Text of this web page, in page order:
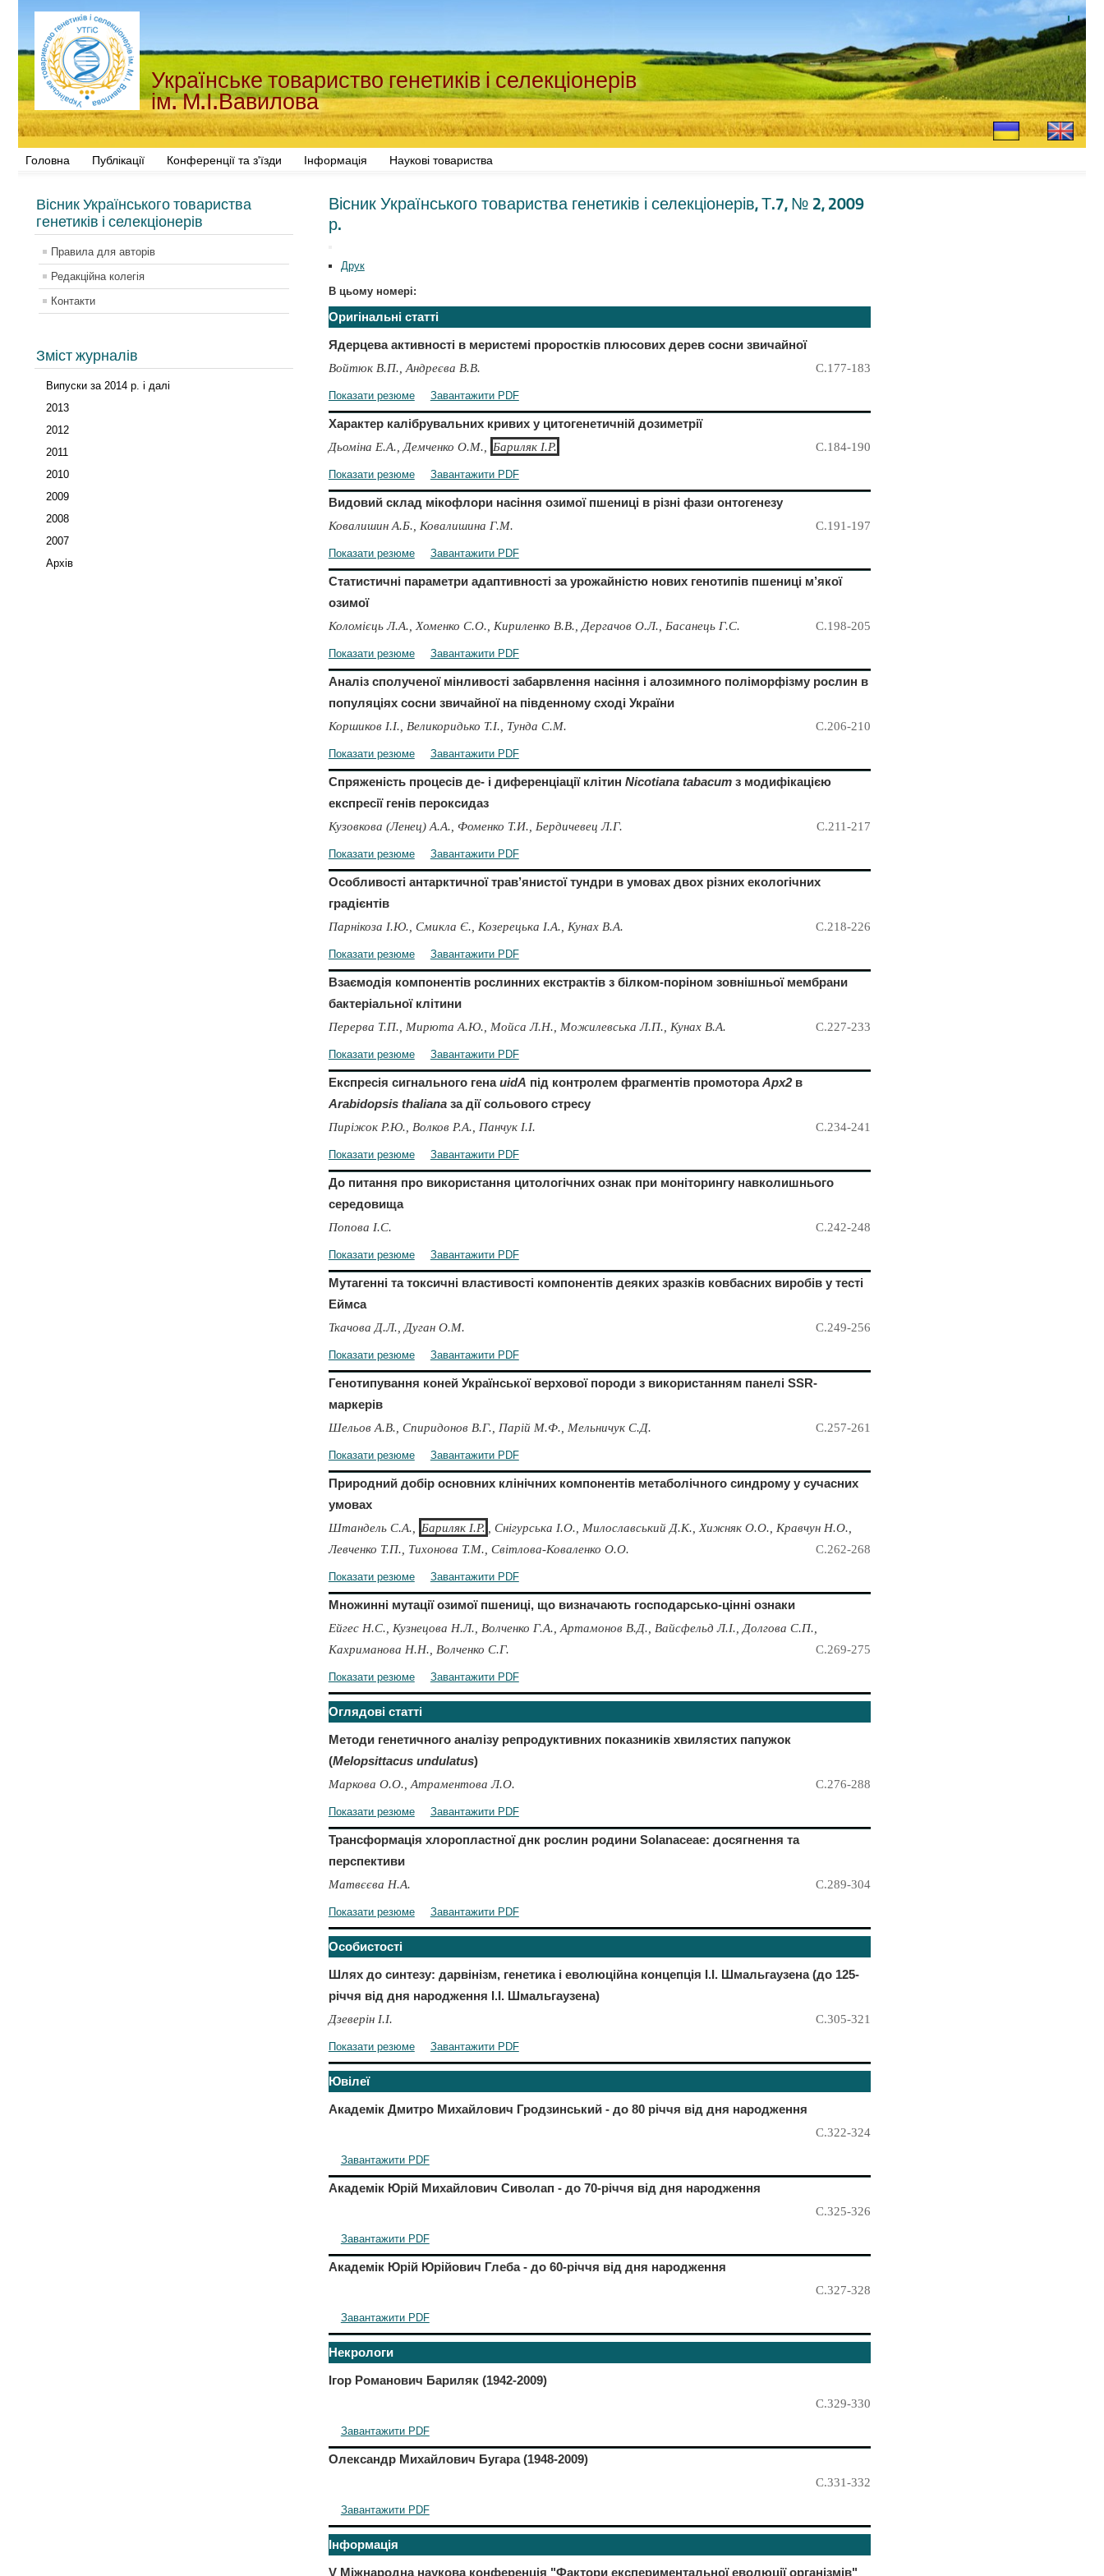
Українське товариство генетиків і селекціонерів
ім. М.І.Вавилова
Головна Публікації Конференції та з'їзди Інформація Наукові товариства
Вісник Українського товариства
генетиків і селекціонерів
Правила для авторів
Редакційна колегія
Контакти
Зміст журналів
Випуски за 2014 р. і далі
2013
2012
2011
2010
2009
2008
2007
Архів
Вісник Українського товариства генетиків і селекціонерів, Т.7, № 2, 2009
р.
Друк
В цьому номері:
Оригінальні статті
Ядерцева активності в меристемі проростків плюсових дерев сосни звичайної
Войтюк В.П., Андреєва В.В.
С.177-183
Показати резюме Завантажити PDF
Характер калібрувальних кривих у цитогенетичній дозиметрії
Дьоміна Е.А., Демченко О.М., Бариляк І.Р. С.184-190
Показати резюме Завантажити PDF
Видовий склад мікофлори насіння озимої пшениці в різні фази онтогенезу
Ковалишин А.Б., Ковалишина Г.М.
С.191-197
Показати резюме Завантажити PDF
Статистичні параметри адаптивності за урожайністю нових генотипів пшениці м’якої
озимої
Коломієць Л.А., Хоменко С.О., Кириленко В.В., Дергачов О.Л., Басанець Г.С.
С.198-205
Показати резюме Завантажити PDF
Аналіз сполученої мінливості забарвлення насіння і алозимного поліморфізму рослин в
популяціях сосни звичайної на південному сході України
Коршиков І.І., Великоридько Т.І., Тунда С.М.
С.206-210
Показати резюме Завантажити PDF
Спряженість процесів де- і диференціації клітин Nіcotіana tabacumз модифікацією
експресії генів пероксидаз
Кузовкова (Ленец) А.А., Фоменко Т.И., Бердичевец Л.Г.
С.211-217
Показати резюме Завантажити PDF
Особливості антарктичної трав’янистої тундри в умовах двох різних екологічних
градієнтів
Парнікоза I.Ю., Смикла Є., Козерецька I.A., Кунах В.А.
С.218-226
Показати резюме Завантажити PDF
Взаємодія компонентів рослинних екстрактів з білком-поріном зовнішньої мембрани
бактеріальної клітини
Перерва Т.П., Мирюта А.Ю., Мойса Л.Н., Можилевська Л.П., Кунах В.А.
С.227-233
Показати резюме Завантажити PDF
Експресія сигнального генаuidA під контролем фрагментів промотораАрх2в
Arabidopsis thalianaза дії сольового стресу
Пиріжок Р.Ю., Волков Р.А., Панчук І.І.
С.234-241
Показати резюме Завантажити PDF
До питання про використання цитологічних ознак при моніторингу навколишнього
середовища
Попова І.С.
С.242-248
Показати резюме Завантажити PDF
Мутагенні та токсичні властивості компонентів деяких зразків ковбасних виробів у тесті
Еймса
Ткачова Д.Л., Дуган О.М.
С.249-256
Показати резюме Завантажити PDF
Генотипування коней Української верхової породи з використанням панелі SSR-
маркерів
Шельов А.В., Спиридонов В.Г., Парій М.Ф., Мельничук С.Д.
С.257-261
Показати резюме Завантажити PDF
Природний добір основних клінічних компонентів метаболічного синдрому у сучасних
умовах
Штандель С.А., Бариляк І.Р. , Снігурська І.О., Милославський Д.К., Хижняк О.О., Кравчун Н.О.,
Левченко Т.П., Тихонова Т.М., Світлова-Коваленко О.О.
С.262-268
Показати резюме Завантажити PDF
Множинні мутації озимої пшениці, що визначають господарсько-цінні ознаки
Ейгес Н.С., Кузнецова Н.Л., Волченко Г.А., Артамонов В.Д., Вайсфельд Л.І., Долгова С.П.,
Кахриманова Н.Н., Волченко С.Г.
С.269-275
Показати резюме Завантажити PDF
Оглядові статті
Методи генетичного аналізу репродуктивних показників хвилястих папужок
(Melopsittacus undulatus)
Маркова О.О., Атраментова Л.О.
С.276-288
Показати резюме Завантажити PDF
Трансформація хлоропластної днк рослин родини Solanaceae: досягнення та
перспективи
Матвєєва Н.А.
С.289-304
Показати резюме Завантажити PDF
Особистості
Шлях до синтезу: дарвінізм, генетика і еволюційна концепція І.І. Шмальгаузена (до 125-
річчя від дня народження І.І. Шмальгаузена)
Дзеверін І.І.
С.305-321
Показати резюме Завантажити PDF
Ювілеї
Академік Дмитро Михайлович Гродзинський - до 80 річчя від дня народження
С.322-324
Завантажити PDF
Академік Юрій Михайлович Сиволап - до 70-річчя від дня народження
С.325-326
Завантажити PDF
Академік Юрій Юрійович Глеба - до 60-річчя від дня народження
С.327-328
Завантажити PDF
Некрологи
Ігор Романович Бариляк (1942-2009)
С.329-330
Завантажити PDF
Олександр Михайлович Бугара (1948-2009)
С.331-332
Завантажити PDF
Інформація
V Міжнародна наукова конференція "Фактори експериментальної еволюції організмів"